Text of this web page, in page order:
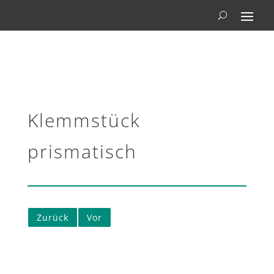
Klemmstück
prismatisch
Zurück Vor